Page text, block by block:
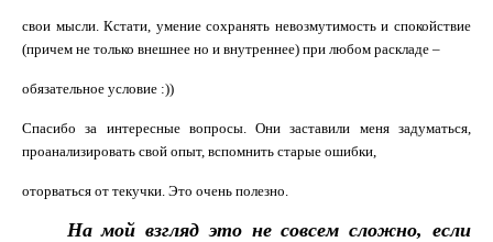
свои мысли. Кстати, умение сохранять невозмутимость и спокойствие
(причем не только внешнее но и внутреннее) при любом раскладе –
обязательное условие :))
Спасибо за интересные вопросы. Они заставили меня задуматься,
проанализировать свой опыт, вспомнить старые ошибки,
оторваться от текучки. Это очень полезно.
На мойвзгляд это не совсем сложно, если